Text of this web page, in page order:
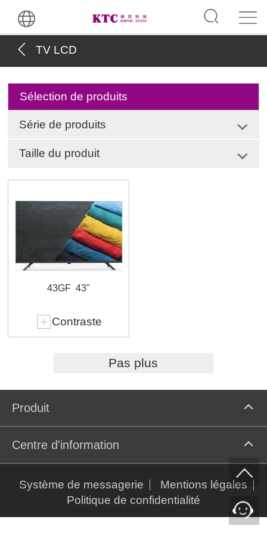
TV LCD
Sélection de produits
Série de produits
Taille du produit
43GF 43"
Contraste
Pas plus
Produit
Centre d'information
Système de messagerie
Mentions légales
Politique de confidentialité